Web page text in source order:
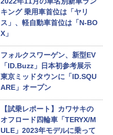
キング 乗用車首位は「ヤリ
ス」、軽自動車首位は「N-BO
X」
フォルクスワーゲン、新型EV
「ID.Buzz」日本初参考展示
東京ミッドタウンに「ID.SQU
ARE」オープン
【試乗レポート】カワサキの
オフロード四輪車「TERYX/M
ULE」2023年モデルに乗って